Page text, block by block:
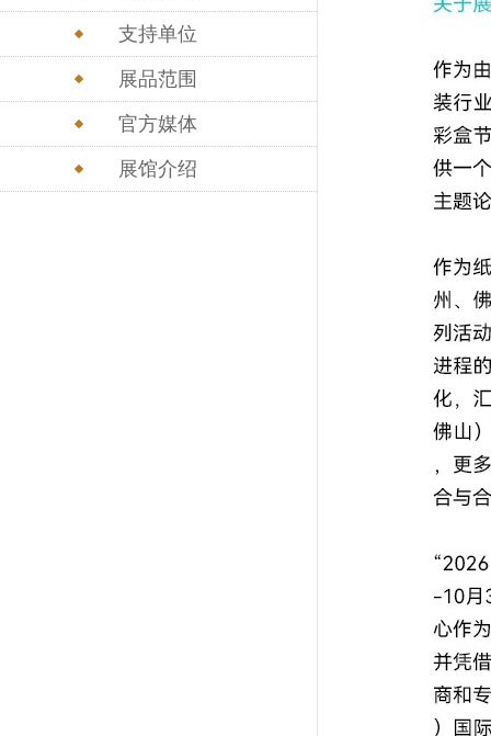
支持单位
展品范围
官方媒体
展馆介绍